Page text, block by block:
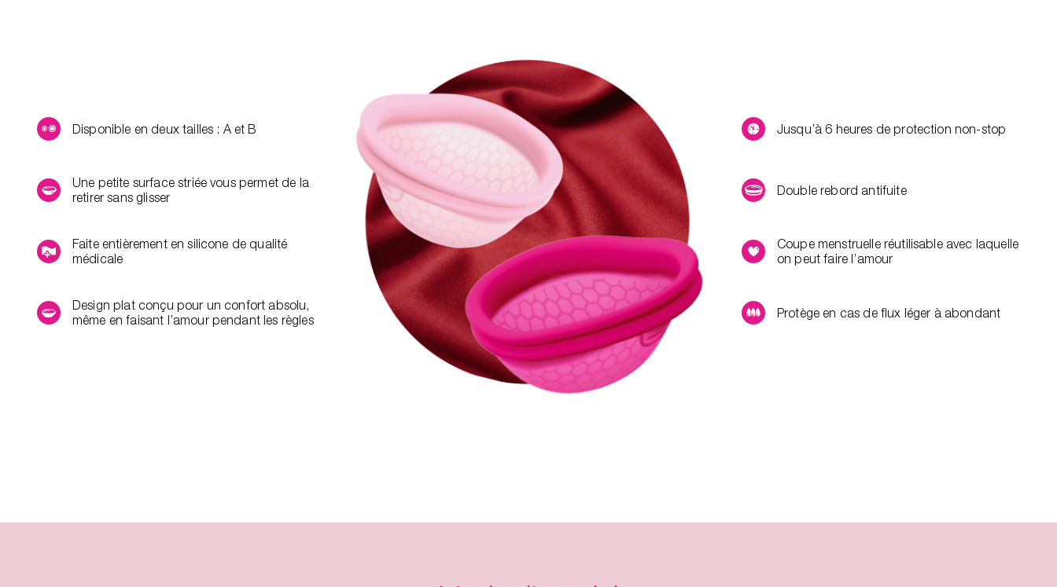
Disponible en deux tailles : A et B
Une petite surface striée vous permet de la
retirer sans glisser
Faite entièrement en silicone de qualité
médicale
Design plat conçu pour un confort absolu,
même en faisant l’amour pendant les règles
Jusqu’à 6 heures de protection non-stop
Double rebord antifuite
Coupe menstruelle réutilisable avec laquelle
on peut faire l’amour
Protège en cas de flux léger à abondant